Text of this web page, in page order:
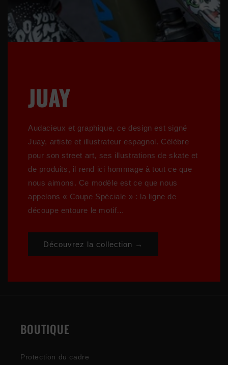
JUAY
Audacieux et graphique, ce design est signé
Juay, artiste et illustrateur espagnol. Célèbre
pour son street art, ses illustrations de skate et
de produits, il rend ici hommage à tout ce que
nous aimons. Ce modèle est ce que nous
appelons « Coupe Spéciale » : la ligne de
découpe entoure le motif…
Découvrez la collection →
BOUTIQUE
Protection du cadre